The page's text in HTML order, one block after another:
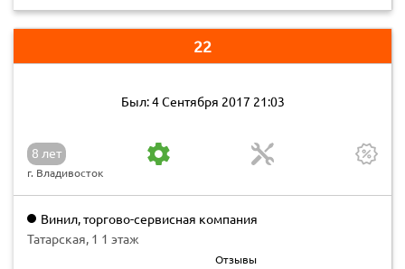
22
Был: 4 Сентября 2017 21:03
8 лет
г. Владивосток
Винил, торгово-сервисная компания
Татарская, 1 1 этаж
Отзывы